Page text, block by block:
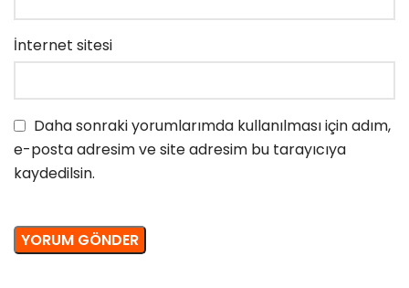
İnternet sitesi
Daha sonraki yorumlarımda kullanılması için adım,
e-posta adresim ve site adresim bu tarayıcıya
kaydedilsin.